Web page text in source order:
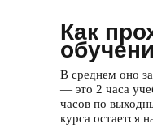
Как
В среднем оно
— это 2 часа
часов по
курса остается